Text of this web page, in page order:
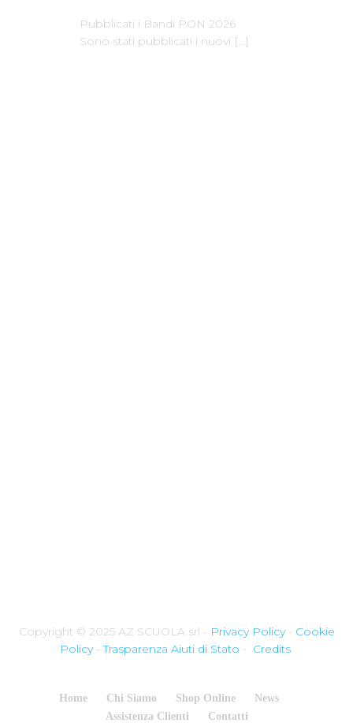
Pubblicati i Bandi PON 2026
Sono stati pubblicati i nuovi […]
Copyright © 2025 AZ SCUOLA srl - Privacy Policy- Cookie
Policy-Trasparenza Aiuti di Stato - Credits
Home Chi Siamo Shop Online
News
Assistenza Clienti
Contatti